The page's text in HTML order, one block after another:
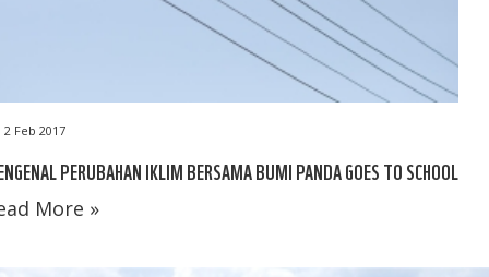
2 Feb 2017
PERUBAHAN IKLIM BERSAMA BUMI PANDA GOES TO SCHOOL
More »